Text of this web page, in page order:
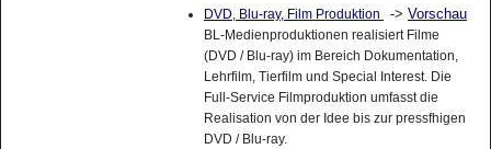
DVD, Blu-ray, Film Produktion -> Vorschau
BL-Medienproduktionen realisiert Filme
(DVD / Blu-ray) im Bereich Dokumentation,
Lehrfilm, Tierfilm und Special Interest. Die
Full-Service Filmproduktion umfasst die
Realisation von der Idee bis zur pressfhigen
DVD / Blu-ray.